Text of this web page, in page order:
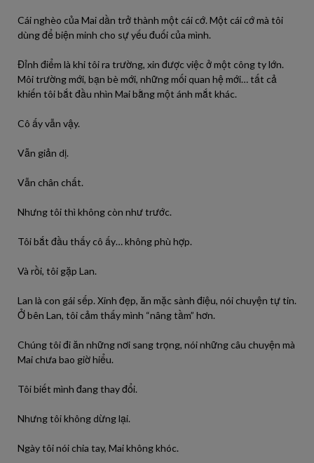
Cái nghèo của Mai dần trở thành một cái cớ. Một cái cớ mà tôi
dùng để biện minh cho sự yếu đuối của mình.
Đỉnh điểm là khi tôi ra trường, xin được việc ở một công ty lớn.
Môi trường mới, bạn bè mới, những mối quan hệ mới… tất cả
khiến tôi bắt đầu nhìn Mai bằng một ánh mắt khác.
Cô ấy vẫn vậy.
Vẫn giản dị.
Vẫn chân chất.
Nhưng tôi thì không còn như trước.
Tôi bắt đầu thấy cô ấy… không phù hợp.
Và rồi, tôi gặp Lan.
Lan là con gái sếp. Xinh đẹp, ăn mặc sành điệu, nói chuyện tự tin.
Ở bên Lan, tôi cảm thấy mình “nâng tầm” hơn.
Chúng tôi đi ăn những nơi sang trọng, nói những câu chuyện mà
Mai chưa bao giờ hiểu.
Tôi biết mình đang thay đổi.
Nhưng tôi không dừng lại.
Ngày tôi nói chia tay, Mai không khóc.